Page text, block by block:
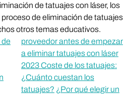
de tatuajes con láser, los
de eliminación de tatuajes
otros temas educativos.
de
proveedor antes de empezar
a eliminar tatuajes con láser
2023 Coste de los tatuajes:
¿Cuánto cuestan los
tatuajes? ¿Por qué elegir un